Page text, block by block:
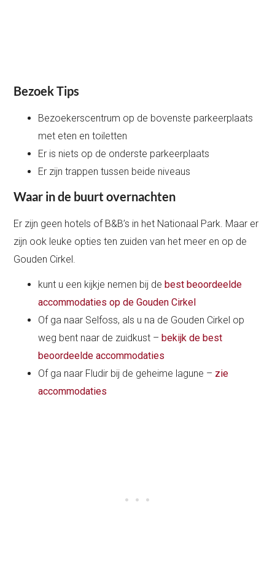
Bezoek Tips
Bezoekerscentrum op de bovenste parkeerplaats
met eten en toiletten
Er is niets op de onderste parkeerplaats
Er zijn trappen tussen beide niveaus
Waar in de buurt overnachten
Er zijn geen hotels of B&B’s in het Nationaal Park. Maar er
zijn ook leuke opties ten zuiden van het meer en op de
Gouden Cirkel.
kunt u een kijkje nemen bij de best beoordeelde
accommodaties op de Gouden Cirkel
Of ga naar Selfoss, als u na de Gouden Cirkel op
weg bent naar de zuidkust – bekijk de best
beoordeelde accommodaties
Of ga naar Fludir bij de geheime lagune – zie
accommodaties